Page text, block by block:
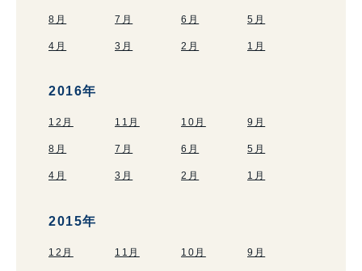
8月 7月 6月 5月
4月 3月 2月 1月
2016年
12月 11月 10月 9月
8月 7月 6月 5月
4月 3月 2月 1月
2015年
12月 11月 10月 9月